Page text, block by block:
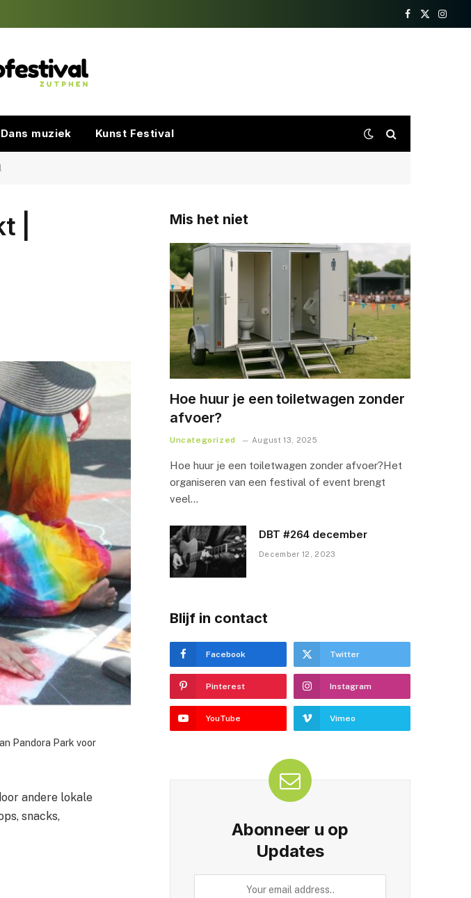
Facebook
X
Dans muziek Kunst Festival
|
Pandora Park voor
andere lokale
snacks,
Mis het niet
Hoe huur je een toiletwagen zonder
afvoer?
Uncategorized August 13, 2025
Hoe huur je een toiletwagen zonder afvoer?Het
organiseren van een festival of event brengt
veel…
DBT #264 december
December 12, 2023
Blijf in contact
Facebook Twitter
Pinterest Instagram
YouTube Vimeo
Abonneer u op
Updates